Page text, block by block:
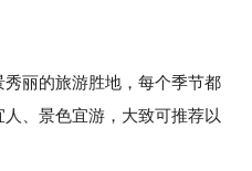
丽的旅游胜地，每个季节都
、景色宜游，大致可推荐以